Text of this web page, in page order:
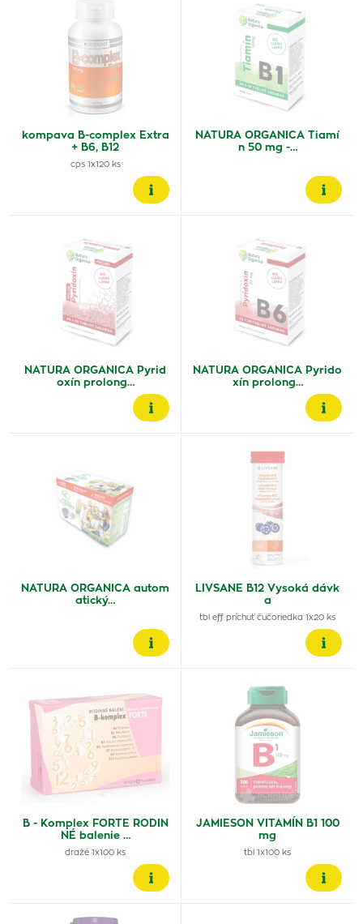
kompava B-complex Extra
+ B6, B12
cps 1x120 ks
NATURA ORGANICA Tiamí
n 50 mg -…
NATURA ORGANICA Pyrid
oxín prolong…
NATURA ORGANICA Pyrido
xín prolong…
NATURA ORGANICA autom
atický…
LIVSANE B12 Vysoká dávk
a
tbl eff príchuť čučoriedka 1x20 ks
B - Komplex FORTE RODIN
NÉ balenie …
dražé 1x100 ks
JAMIESON VITAMÍN B1 100
mg
tbl 1x100 ks